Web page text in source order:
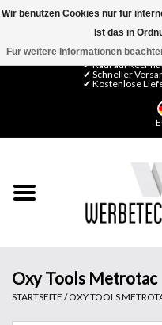
✔ Kauf auf
✔ Schneller
✔ Kostenlose
Oxy Tools Metrotac
STARTSEITE /OXY TOOLS
Wir benutzen Cookies nur für
Ist das in
Für weitere Informationen